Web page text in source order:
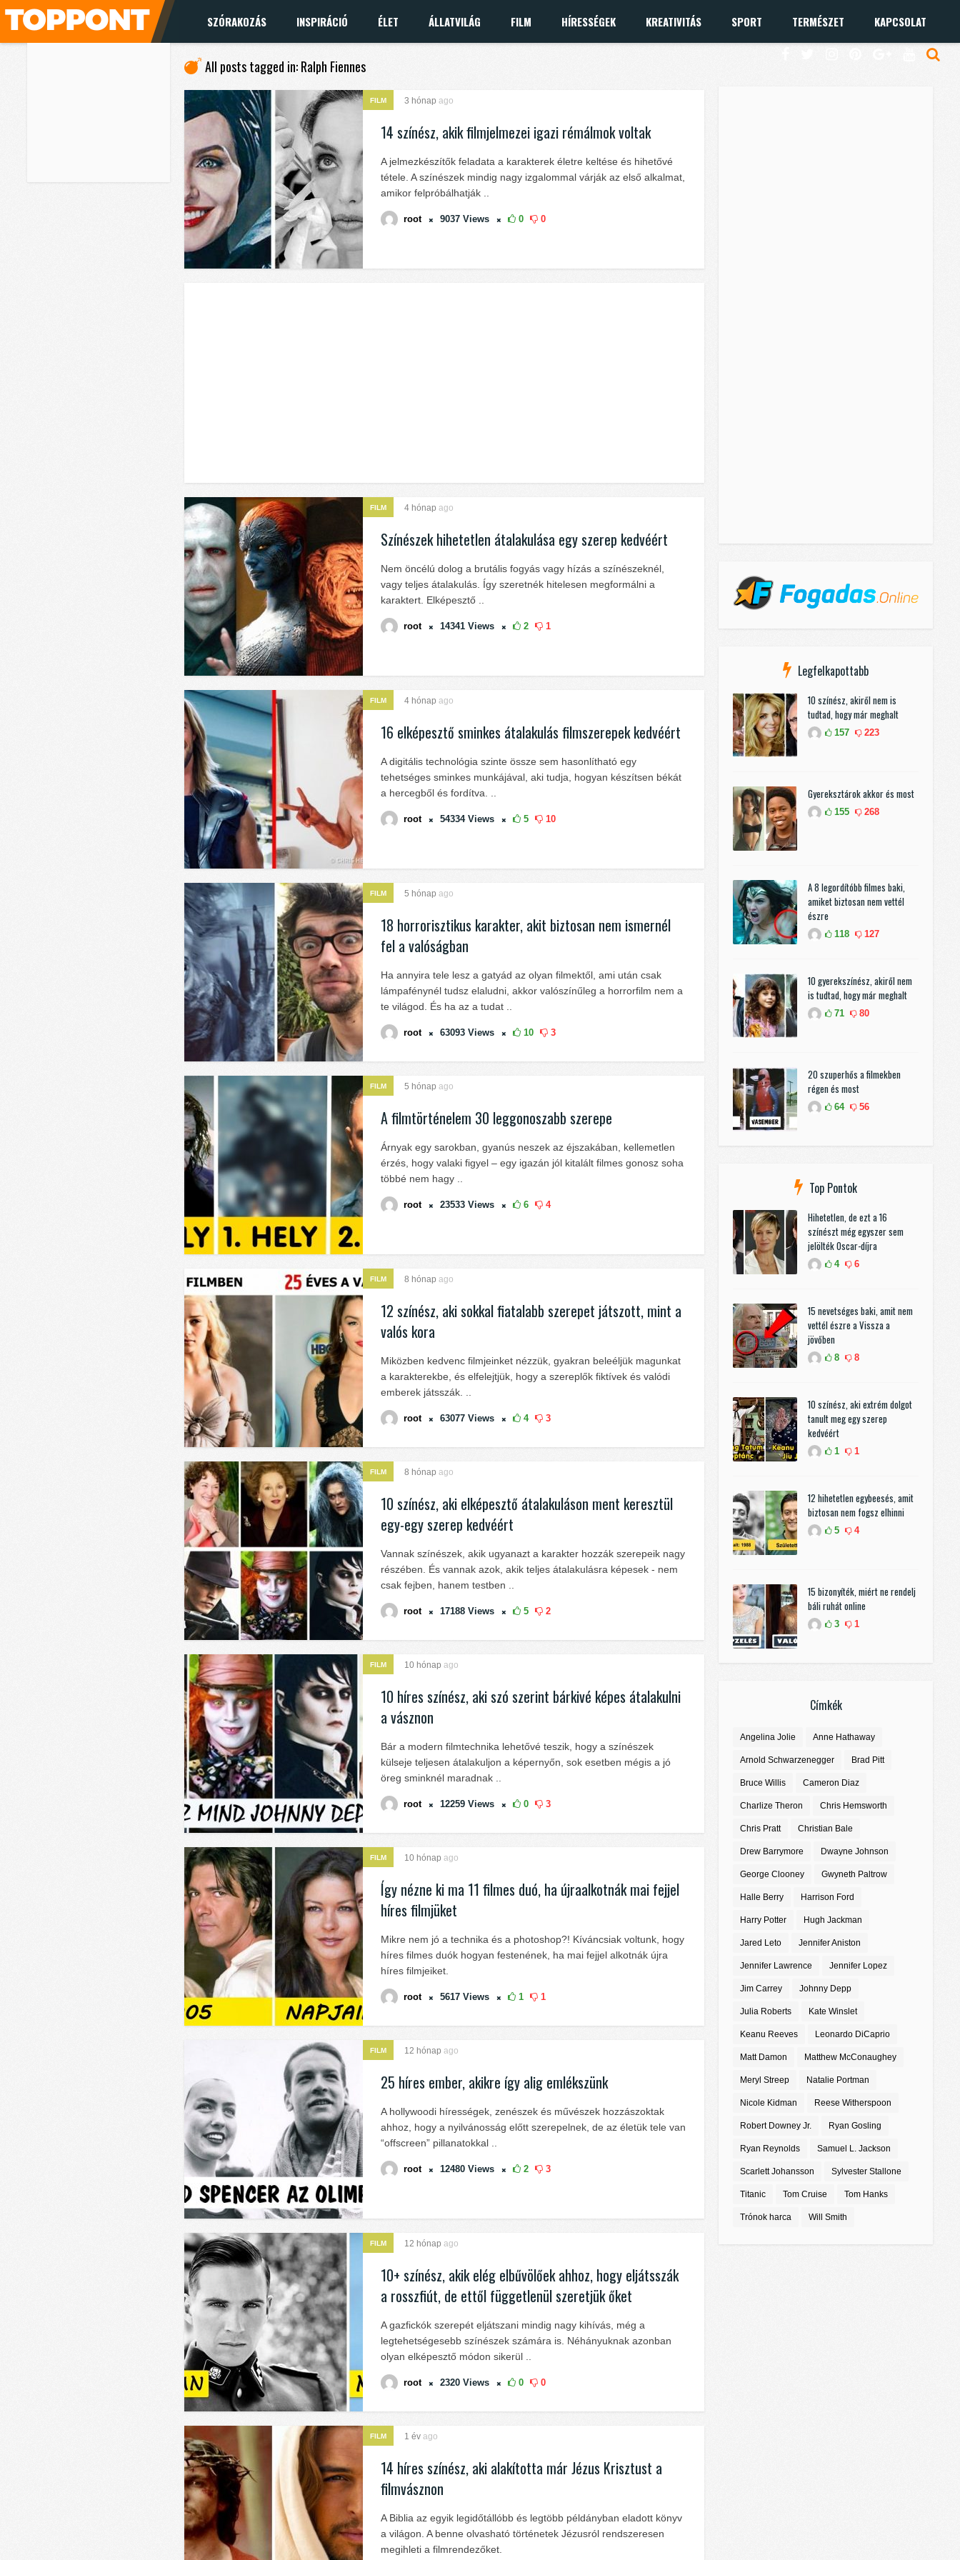
SZÓRAKOZÁS INSPIRÁCIÓ ÉLET ÁLLATVILÁG FILM HÍRESSÉGEK KREATIVITÁS SPORT TERMÉSZET KAPCSOLAT
All posts tagged in: Ralph Fiennes
FILM 3 hónap ago
14 színész, akik filmjelmezei igazi rémálmok voltak
A jelmezkészítők feladata a karakterek életre keltése és hihetővé
tétele. A színészek mindig nagy izgalommal várják az első alkalmat,
amikor felpróbálhatják ..
root 9037 Views 0 0
FILM 4 hónap ago
Színészek hihetetlen átalakulása egy szerep kedvéért
Nem öncélú dolog a brutális fogyás vagy hízás a színészeknél,
vagy teljes átalakulás. Így szeretnék hitelesen megformálni a
karaktert. Elképesztő ..
root 14341 Views 2 1
FILM 4 hónap ago
16 elképesztő sminkes átalakulás filmszerepek kedvéért
A digitális technológia szinte össze sem hasonlítható egy
tehetséges sminkes munkájával, aki tudja, hogyan készítsen békát
a hercegből és fordítva. ..
root 54334 Views 5 10
FILM 5 hónap ago
18 horrorisztikus karakter, akit biztosan nem ismernél
fel a valóságban
Ha annyira tele lesz a gatyád az olyan filmektől, ami után csak
lámpafénynél tudsz elaludni, akkor valószínűleg a horrorfilm nem a
te világod. És ha az a tudat ..
root 63093 Views 10 3
FILM 5 hónap ago
A filmtörténelem 30 leggonoszabb szerepe
Árnyak egy sarokban, gyanús neszek az éjszakában, kellemetlen
érzés, hogy valaki figyel – egy igazán jól kitalált filmes gonosz soha
többé nem hagy ..
root 23533 Views 6 4
FILM 8 hónap ago
12 színész, aki sokkal fiatalabb szerepet játszott, mint a
valós kora
Miközben kedvenc filmjeinket nézzük, gyakran beleéljük magunkat
a karakterekbe, és elfelejtjük, hogy a szereplők fiktívek és valódi
emberek játsszák. ..
root 63077 Views 4 3
FILM 8 hónap ago
10 színész, aki elképesztő átalakuláson ment keresztül
egy-egy szerep kedvéért
Vannak színészek, akik ugyanazt a karakter hozzák szerepeik nagy
részében. És vannak azok, akik teljes átalakulásra képesek - nem
csak fejben, hanem testben ..
root 17188 Views 5 2
FILM 10 hónap ago
10 híres színész, aki szó szerint bárkivé képes átalakulni
a vásznon
Bár a modern filmtechnika lehetővé teszik, hogy a színészek
külseje teljesen átalakuljon a képernyőn, sok esetben mégis a jó
öreg sminknél maradnak ..
root 12259 Views 0 3
FILM 10 hónap ago
Így nézne ki ma 11 filmes duó, ha újraalkotnák mai fejjel
híres filmjüket
Mikre nem jó a technika és a photoshop?! Kíváncsiak voltunk, hogy
híres filmes duók hogyan festenének, ha mai fejjel alkotnák újra
híres filmjeiket.
root 5617 Views 1 1
FILM 12 hónap ago
25 híres ember, akikre így alig emlékszünk
A hollywoodi hírességek, zenészek és művészek hozzászoktak
ahhoz, hogy a nyilvánosság előtt szerepelnek, de az életük tele van
“offscreen” pillanatokkal ..
root 12480 Views 2 3
FILM 12 hónap ago
10+ színész, akik elég elbűvölőek ahhoz, hogy eljátsszák
a rosszfiút, de ettől függetlenül szeretjük őket
A gazfickók szerepét eljátszani mindig nagy kihívás, még a
legtehetségesebb színészek számára is. Néhányuknak azonban
olyan elképesztő módon sikerül ..
root 2320 Views 0 0
FILM 1 év ago
14 híres színész, aki alakította már Jézus Krisztust a
filmvásznon
A Biblia az egyik legidőtállóbb és legtöbb példányban eladott könyv
a világon. A benne olvasható történetek Jézusról rendszeresen
megihleti a filmrendezőket.
Legfelkapottabb
10 színész, akiről nem is
tudtad, hogy már meghalt
157 223
Gyereksztárok akkor és most
155 268
A 8 legordítóbb filmes baki,
amiket biztosan nem vettél
észre
118 127
10 gyerekszínész, akiről nem
is tudtad, hogy már meghalt
71 80
20 szuperhős a filmekben
régen és most
64 56
Top Pontok
Hihetetlen, de ezt a 16
színészt még egyszer sem
jelölték Oscar-díjra
4 6
15 nevetséges baki, amit nem
vettél észre a Vissza a
jövőben
8 8
10 színész, aki extrém dolgot
tanult meg egy szerep
kedvéért
1 1
12 hihetetlen egybeesés, amit
biztosan nem fogsz elhinni
5 4
15 bizonyíték, miért ne rendelj
báli ruhát online
3 1
Címkék
Angelina Jolie Anne Hathaway
Arnold Schwarzenegger Brad Pitt
Bruce Willis Cameron Diaz
Charlize Theron Chris Hemsworth
Chris Pratt Christian Bale
Drew Barrymore Dwayne Johnson
George Clooney Gwyneth Paltrow
Halle Berry Harrison Ford
Harry Potter Hugh Jackman
Jared Leto Jennifer Aniston
Jennifer Lawrence Jennifer Lopez
Jim Carrey Johnny Depp
Julia Roberts Kate Winslet
Keanu Reeves Leonardo DiCaprio
Matt Damon Matthew McConaughey
Meryl Streep Natalie Portman
Nicole Kidman Reese Witherspoon
Robert Downey Jr. Ryan Gosling
Ryan Reynolds Samuel L. Jackson
Scarlett Johansson Sylvester Stallone
Titanic Tom Cruise Tom Hanks
Trónok harca Will Smith